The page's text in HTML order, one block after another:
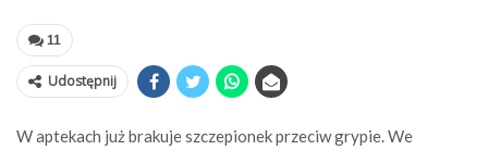
11
Udostępnij
W aptekach już brakuje szczepionek przeciw grypie. We